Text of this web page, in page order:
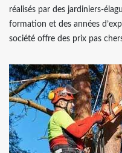
réalisés par des jardiniers-
formation et des années
société offre des prix pas